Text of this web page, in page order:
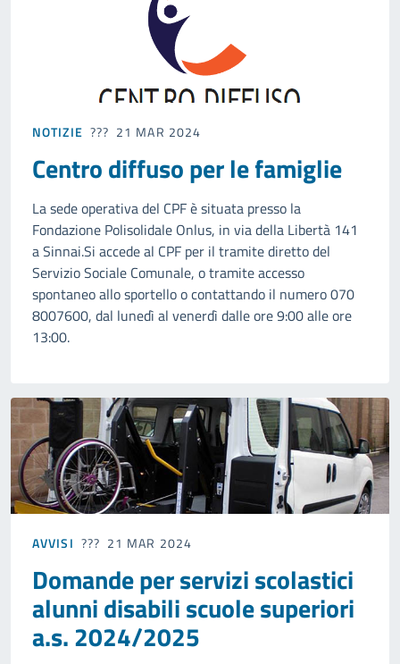
NOTIZIE 21 MAR 2024
Centro diffuso per le famiglie
La sede operativa del CPF è situata presso la
Fondazione Polisolidale Onlus, in via della Libertà 141
a Sinnai.Si accede al CPF per il tramite diretto del
Servizio Sociale Comunale, o tramite accesso
spontaneo allo sportello o contattando il numero 070
8007600, dal lunedì al venerdì dalle ore 9:00 alle ore
13:00.
AVVISI 21 MAR 2024
Domande per servizi scolastici
alunni disabili scuole superiori
a.s. 2024/2025